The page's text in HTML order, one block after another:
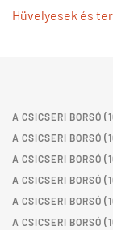
Hüvelyesek és
A CSICSERI BORSÓ
A CSICSERI BORSÓ
A CSICSERI BORSÓ
A CSICSERI BORSÓ
A CSICSERI BORSÓ
A CSICSERI BORSÓ